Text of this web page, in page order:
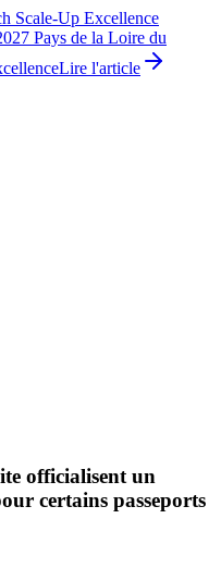
Scale-Up Excellence
Pays de la Loire du
Lire l'article
officialisent un
certains passeports